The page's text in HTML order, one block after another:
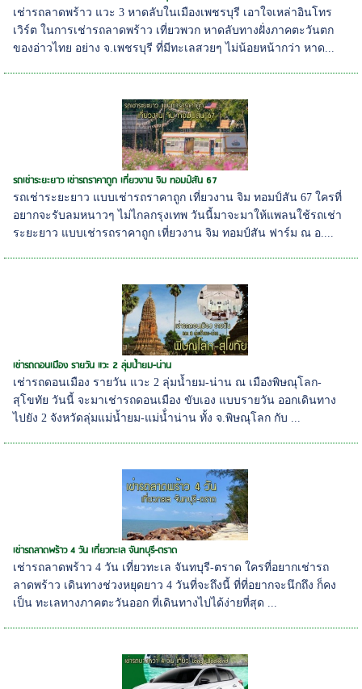
เช่ารถลาดพร้าว แวะ 3 หาดลับในเมืองเพชรบุรี เอาใจเหล่าอินโทร
เวิร์ต ในการเช่ารถลาดพร้าว เที่ยวพวก หาดลับทางฝั่งภาคตะวันตก
ของอ่าวไทย อย่าง จ.เพชรบุรี ที่มีทะเลสวยๆ ไม่น้อยหน้ากว่า หาด...
รถเช่าระยะยาว เช่ารถราคาถูก เที่ยวงาน จิม ทอมป์สัน 67
รถเช่าระยะยาว แบบเช่ารถราคาถูก เที่ยวงาน จิม ทอมป์สัน 67 ใครที่
อยากจะรับลมหนาวๆ ไม่ไกลกรุงเทพ วันนี้มาจะมาให้แพลนใช้รถเช่า
ระยะยาว แบบเช่ารถราคาถูก เที่ยวงาน จิม ทอมป์สัน ฟาร์ม ณ อ....
เช่ารถดอนเมือง รายวัน แวะ 2 ลุ่มน้ำยม-น่าน
เช่ารถดอนเมือง รายวัน แวะ 2 ลุ่มน้ำยม-น่าน ณ เมืองพิษณุโลก-
สุโขทัย วันนี้ จะมาเช่ารถดอนเมือง ขับเอง แบบรายวัน ออกเดินทาง
ไปยัง 2 จังหวัดลุ่มแม่น้ำยม-แม่น้่ำน่าน ทั้ง จ.พิษณุโลก กับ ...
เช่ารถลาดพร้าว 4 วัน เที่ยวทะเล จันทบุรี-ตราด
เช่ารถลาดพร้าว 4 วัน เที่ยวทะเล จันทบุรี-ตราด ใครที่อยากเช่ารถ
ลาดพร้าว เดินทางช่วงหยุดยาว 4 วันที่จะถึงนี้ ที่ที่อยากจะนึกถึง ก็คง
เป็น ทะเลทางภาคตะวันออก ที่เดินทางไปได้ง่ายที่สุด ...